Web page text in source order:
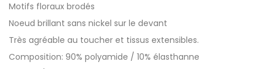
Motifs floraux brodés
Noeud brillant sans nickel sur le devant
Très agréable au toucher et tissus extensibles.
Composition: 90% polyamide / 10% élasthanne